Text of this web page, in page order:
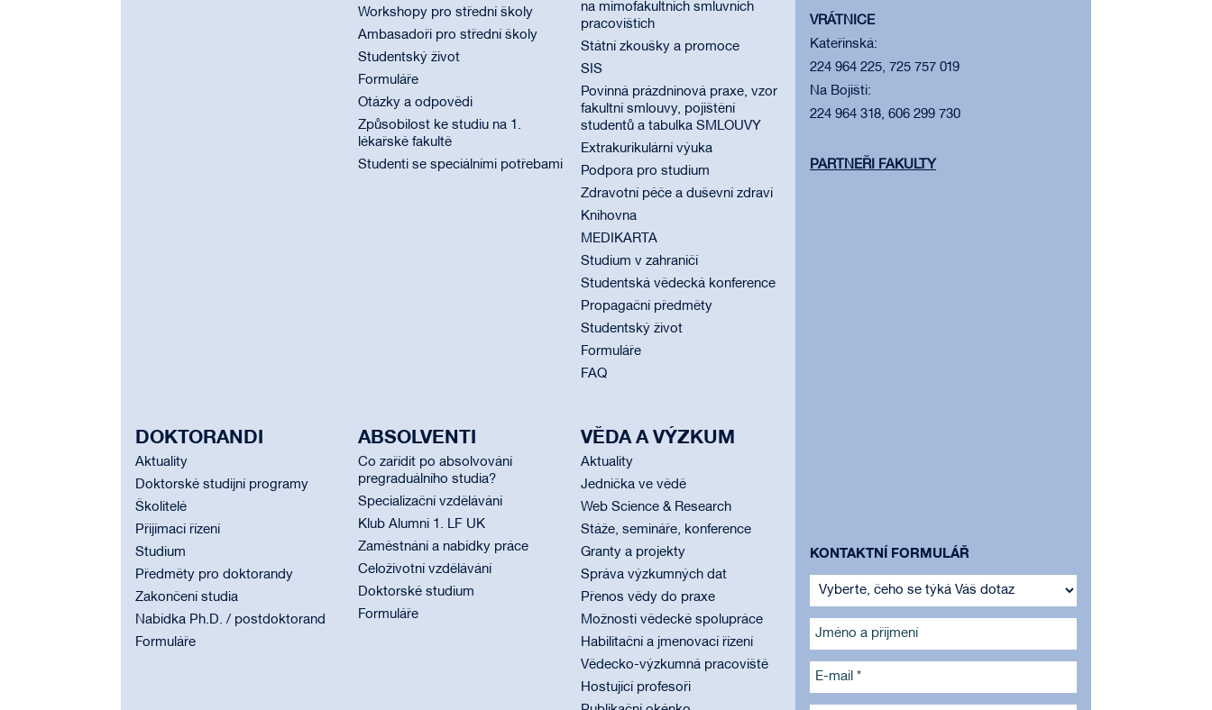
Workshopy pro střední školy
Ambasadoři pro střední školy
Studentský život
Formuláře
Otázky a odpovědi
Způsobilost ke studiu na 1.
lékařské fakultě
Studenti se speciálními potřebami
na mimofakultních smluvních
pracovištích
Státní zkoušky a promoce
SIS
Povinná prázdninová praxe, vzor
fakultní smlouvy, pojištění
studentů a tabulka SMLOUVY
Extrakurikulární výuka
Podpora pro studium
Zdravotní péče a duševní zdraví
Knihovna
MEDIKARTA
Studium v zahraničí
Studentská vědecká konference
Propagační předměty
Studentský život
Formuláře
FAQ
DOKTORANDI
Aktuality
Doktorské studijní programy
Školitelé
Přijímací řízení
Studium
Předměty pro doktorandy
Zakončení studia
Nabídka Ph.D. / postdoktorand
Formuláře
ABSOLVENTI
Co zařídit po absolvování
pregraduálního studia?
Specializační vzdělávání
Klub Alumni 1. LF UK
Zaměstnání a nabídky práce
Celoživotní vzdělávání
Doktorské studium
Formuláře
VĚDA A VÝZKUM
Aktuality
Jednička ve vědě
Web Science & Research
Stáže, semináře, konference
Granty a projekty
Správa výzkumných dat
Přenos vědy do praxe
Možnosti vědecké spolupráce
Habilitační a jmenovací řízení
Vědecko-výzkumná pracoviště
Hostující profesoři
VRÁTNICE
Kateřinská:
224 964 225, 725 757 019
Na Bojišti:
224 964 318, 606 299 730
PARTNEŘI FAKULTY
KONTAKTNÍ FORMULÁŘ
Jméno a příjmení
E-mail *